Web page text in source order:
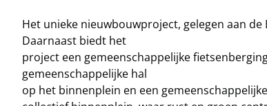
Het unieke nieuwbouwproject, gelegen aan
Daarnaast biedt het
project een gemeenschappelijke
gemeenschappelijke hal
op het binnenplein en een